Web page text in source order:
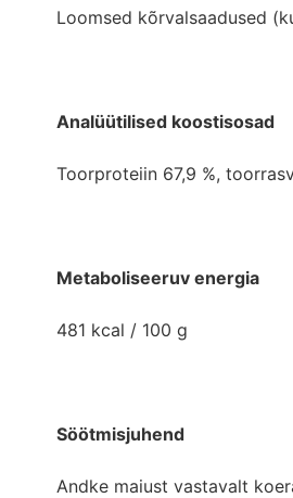
Loomsed kõrvalsaadused
Analüütilised koostisosad
Toorproteiin 67,9 %,
Metaboliseeruv energia
481 kcal / 100 g
Söötmisjuhend
Andke maiust vastavalt